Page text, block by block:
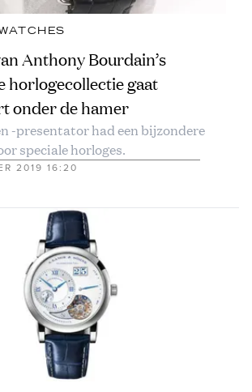
Anthony Bourdain’s
horlogecollectie gaat
onder de hamer
-presentator had een bijzondere
speciale horloges.
2019 16:20